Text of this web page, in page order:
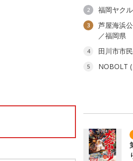
2 福岡ヤク
3
芦屋海浜
／福岡県
4 田川市市
5
NOBOLT